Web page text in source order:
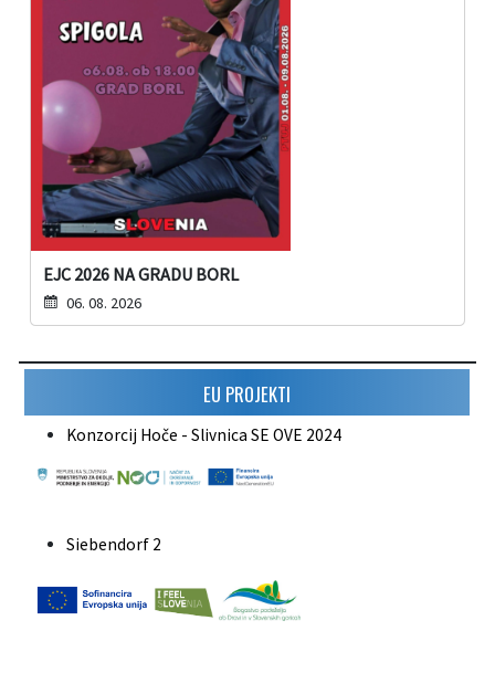
EJC 2026 NA GRADU BORL
06. 08. 2026
EU PROJEKTI
Konzorcij Hoče - Slivnica SE OVE 2024
Siebendorf 2